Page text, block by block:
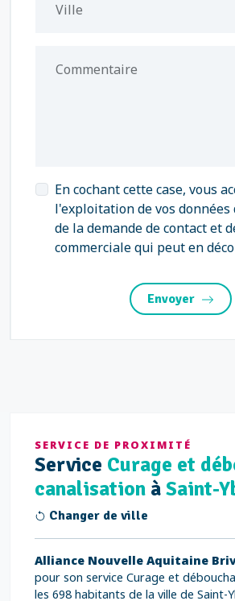
Ville
Commentaire
En cochant cette case, vous
l'exploitation de vos données
de la demande de contact et
commerciale qui peut en
Envoyer
SERVICE DE PROXIMITÉ
Service Curage et
canalisation àSaint-
Changer de ville
Alliance Nouvelle Aquitaine
pour son service Curage et
les 698 habitants de la ville de Saint-